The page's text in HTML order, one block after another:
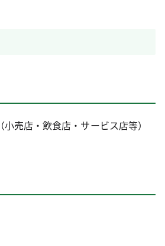
売店・飲食店・サービス店等）